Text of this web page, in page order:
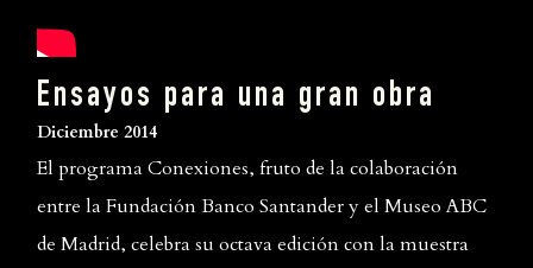
Ensayos para una gran obra
Diciembre 2014
El programa Conexiones, fruto de la colaboración
entre la Fundación Banco Santander y el Museo ABC
de Madrid, celebra su octava edición con la muestra